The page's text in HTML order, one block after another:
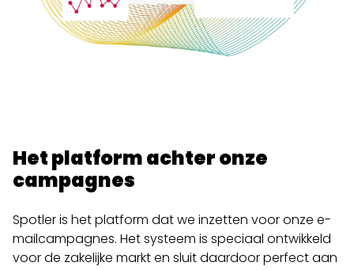
Het platform achter onze
campagnes
Spotler is het platform dat we inzetten voor onze e-
mailcampagnes. Het systeem is speciaal ontwikkeld
voor de zakelijke markt en sluit daardoor perfect aan